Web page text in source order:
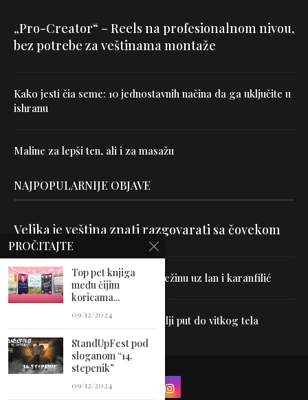
„Pro-Creator“ – Reels na profesionalnom nivou,
bez potrebe za veštinama montaže
Kako jesti čia seme: 10 jednostavnih načina da ga uključite u
ishranu
Maline za lepši ten, ali i za masažu
NAJPOPULARNIJE OBJAVE
Velika je veština znati razgovarati sa čovekom
Uništite parazite i normalizujte težinu uz lan i karanfilić
Dr Hajder: Akupunktura je najbolji put do vitkog tela
PROČITAJTE
Top pet knjiga
među čijim
koricama...
09/12/2024
StandUpFest pod
sloganom “14.
stepenik”
09/12/2024